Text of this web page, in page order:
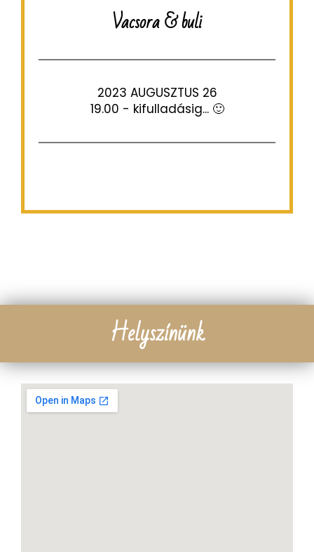
Vacsora & buli
2023 AUGUSZTUS 26
19.00 - kifulladásig... 🙂
Helyszínünk